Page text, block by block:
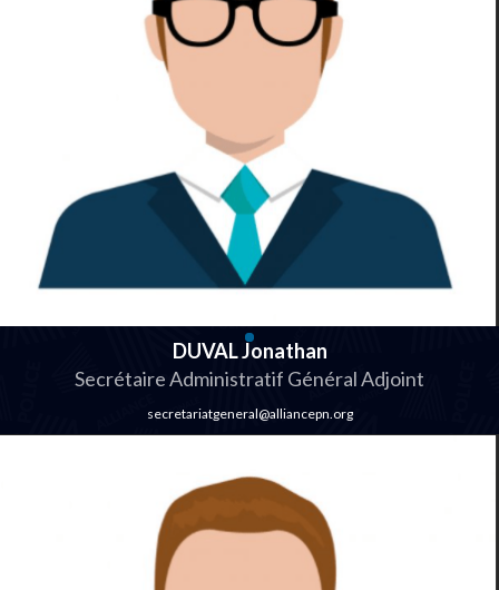
DUVAL Jonathan
Secrétaire Administratif Général Adjoint
secretariatgeneral@alliancepn.org